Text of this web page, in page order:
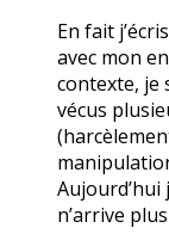
En fait
avec mon
contexte, je
vécus
Aujourd’hui
n’arrive